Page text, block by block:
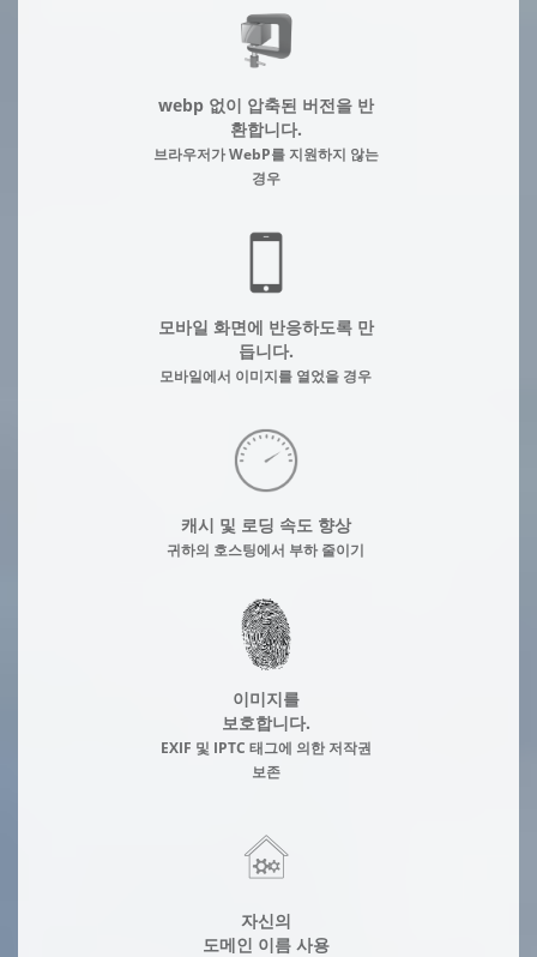
webp 없이 압축된 버전을 반
환합니다.
브라우저가 WebP를 지원하지 않는
경우
모바일 화면에 반응하도록 만
듭니다.
모바일에서 이미지를 열었을 경우
캐시 및 로딩 속도 향상
귀하의 호스팅에서 부하 줄이기
이미지를
보호합니다.
EXIF 및 IPTC 태그에 의한 저작권
보존
자신의
도메인 이름 사용